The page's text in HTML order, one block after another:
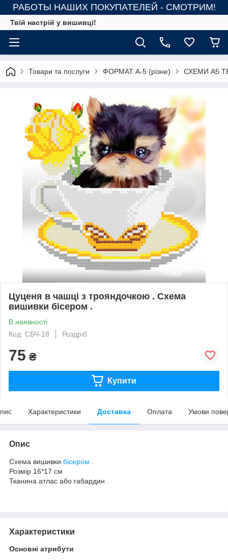
РАБОТЫ НАШИХ ПОКУПАТЕЛЕЙ - СМОТРИМ!
Твій настрій у вишивці!
Товари та послуги ФОРМАТ А-5 (різне) СХЕМИ А5
Цуценя в чашці з трояндочкою . Схема
вишивки бісером .
В наявності
Код: СБЧ-18
Роздріб
75 ₴
Купити
Характеристики Доставка Оплата Умови
Опис
Схема вишивки бісером
Розмір 16*17 см
Тканина атлас або габардин .
Характеристики
Основні атрибути